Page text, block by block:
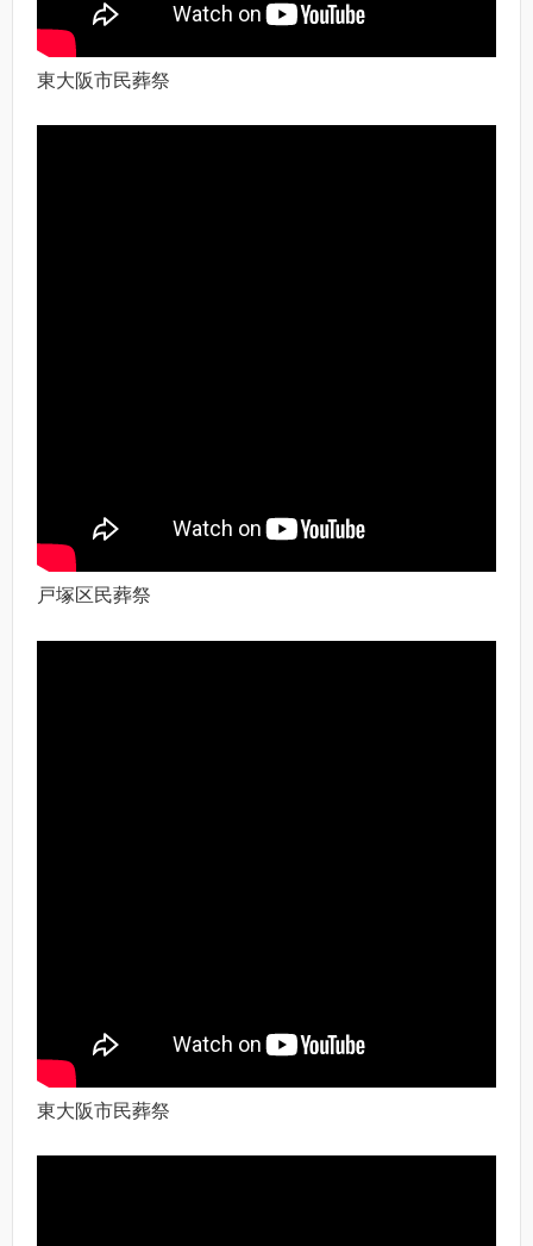
東大阪市民葬祭
戸塚区民葬祭
東大阪市民葬祭